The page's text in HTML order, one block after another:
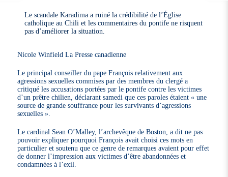
Le scandale Karadima a ruiné la crédibilité de l’Église
catholique au Chili et les commentaires du pontife ne risquent
pas d’améliorer la situation.
Nicole Winfield La Presse canadienne
Le principal conseiller du pape François relativement aux
agressions sexuelles commises par des membres du clergé a
critiqué les accusations portées par le pontife contre les victimes
d’un prêtre chilien, déclarant samedi que ces paroles étaient « une
source de grande souffrance pour les survivants d’agressions
sexuelles ».
Le cardinal Sean O’Malley, l’archevêque de Boston, a dit ne pas
pouvoir expliquer pourquoi François avait choisi ces mots en
particulier et soutenu que ce genre de remarques avaient pour effet
de donner l’impression aux victimes d’être abandonnées et
condamnées à l’exil.